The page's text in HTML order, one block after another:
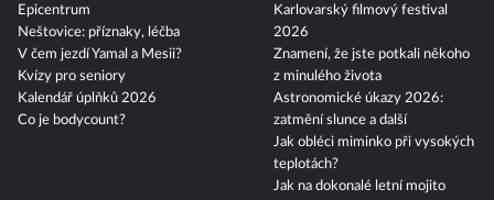
Epicentrum
Neštovice: příznaky, léčba
V čem jezdí Yamal a Mesii?
Kvízy pro seniory
Kalendář úplňků 2026
Co je bodycount?
Karlovarský filmový festival
2026
Znamení, že jste potkali někoho
z minulého života
Astronomické úkazy 2026:
zatmění slunce a další
Jak obléci miminko při vysokých
teplotách?
Jak na dokonalé letní mojito